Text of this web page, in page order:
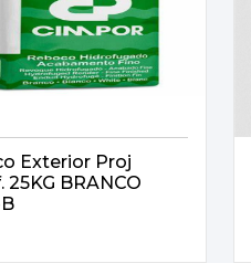
Exterior Proj
25KG BRANCO